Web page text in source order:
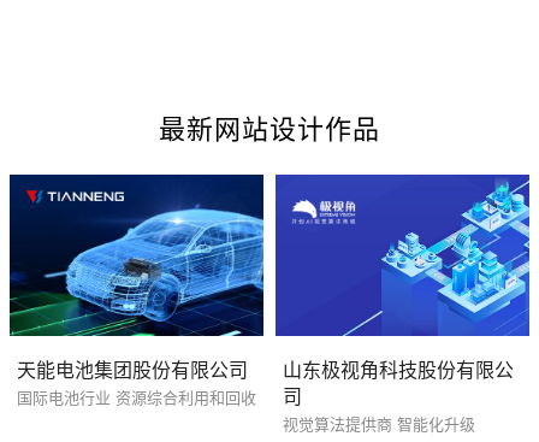
最新网站设计作品
天能电池集团股份有限公司
国际电池行业 资源综合利用和回收
山东极视角科技股份有限公
司
视觉算法提供商 智能化升级
您的预算 3万-5万 5万-8万